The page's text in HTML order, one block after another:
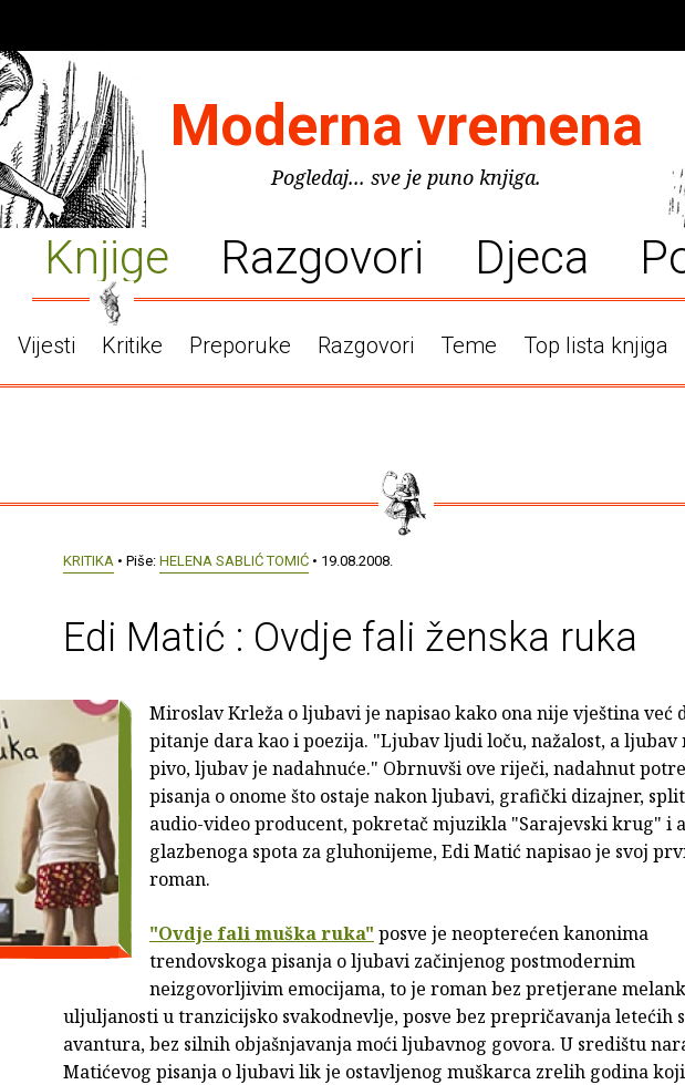
Moderna vremena
Pogledaj... sve je puno knjiga.
Knjige Razgovori Djeca
Vijesti Kritike Preporuke Razgovori Teme Top lista knjiga
KRITIKA • Piše: HELENA SABLIĆ TOMIĆ • 19.08.2008.
Edi Matić : Ovdje fali ženska ruka
Miroslav Krleža o ljubavi je napisao kako ona nije vještina već
pitanje dara kao i poezija. "Ljubav ljudi loču, nažalost, a ljubav
pivo, ljubav je nadahnuće." Obrnuvši ove riječi, nadahnut
pisanja o onome što ostaje nakon ljubavi, grafički dizajner,
audio-video producent, pokretač mjuzikla "Sarajevski krug" i
glazbenoga spota za gluhonijeme, Edi Matić napisao je svoj
roman.
"Ovdje fali muška ruka" posve je neopterećen kanonima
trendovskoga pisanja o ljubavi začinjenog postmodernim
neizgovorljivim emocijama, to je roman bez pretjerane
uljuljanosti u tranzicijsko svakodnevlje, posve bez prepričavanja letećih
avantura, bez silnih objašnjavanja moći ljubavnog govora. U središtu
Matićevog pisanja o ljubavi lik je ostavljenog muškarca zrelih godina koji